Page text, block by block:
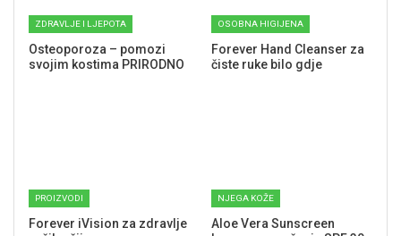
ZDRAVLJE I LJEPOTA
Osteoporoza – pomozi
svojim kostima PRIRODNO
OSOBNA HIGIJENA
Forever Hand Cleanser za
čiste ruke bilo gdje
PROIZVODI
Forever iVision za zdravlje
NJEGA KOŽE
Aloe Vera Sunscreen